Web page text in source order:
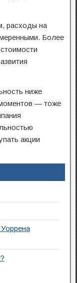
расходы на
Более
ниже
— тоже
акции